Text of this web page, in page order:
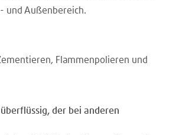
und Außenbereich.
Flammenpolieren und
der bei anderen